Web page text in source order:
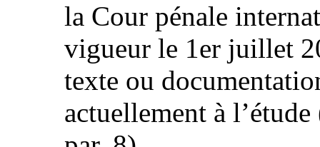
la Cour pénale
vigueur le 1er juillet
texte ou
actuellement à